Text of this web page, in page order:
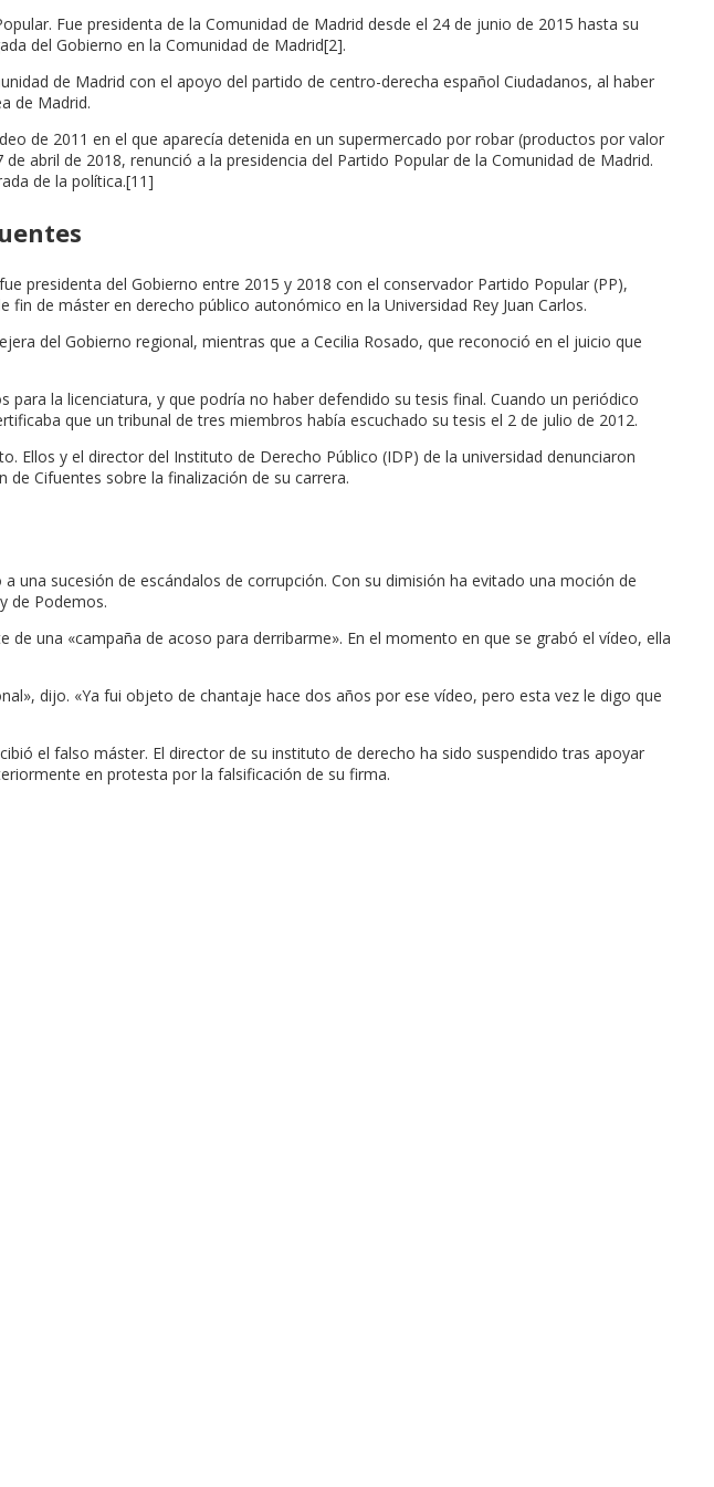
Fue presidenta de la Comunidad de Madrid desde el 24 de junio de 2015 hasta su
del Gobierno en la Comunidad de Madrid[2].
de Madrid con el apoyo del partido de centro-derecha español Ciudadanos, al haber
de Madrid.
de 2011 en el que aparecía detenida en un supermercado por robar (productos por valor
abril de 2018, renunció a la presidencia del Partido Popular de la Comunidad de Madrid.
de la política.[11]
presidenta del Gobierno entre 2015 y 2018 con el conservador Partido Popular (PP),
de máster en derecho público autonómico en la Universidad Rey Juan Carlos.
del Gobierno regional, mientras que a Cecilia Rosado, que reconoció en el juicio que
la licenciatura, y que podría no haber defendido su tesis final. Cuando un periódico
que un tribunal de tres miembros había escuchado su tesis el 2 de julio de 2012.
y el director del Instituto de Derecho Público (IDP) de la universidad denunciaron
Cifuentes sobre la finalización de su carrera.
sucesión de escándalos de corrupción. Con su dimisión ha evitado una moción de
de Podemos.
una «campaña de acoso para derribarme». En el momento en que se grabó el vídeo, ella
dijo. «Ya fui objeto de chantaje hace dos años por ese vídeo, pero esta vez le digo que
el falso máster. El director de su instituto de derecho ha sido suspendido tras apoyar
en protesta por la falsificación de su firma.